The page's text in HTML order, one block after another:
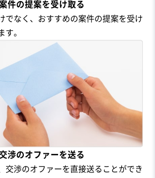
件の提案を受け取る
でなく、おすすめの案件の提案を受け
す。
交渉のオファーを送る
交渉のオファーを直接送ることができ